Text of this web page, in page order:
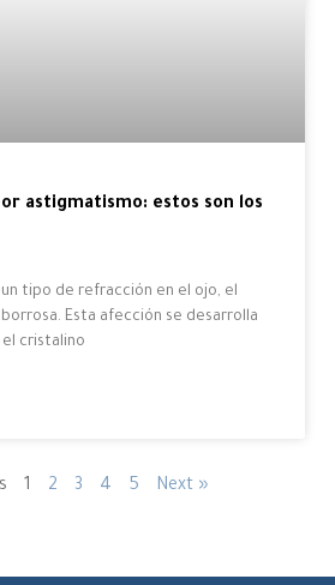
astigmatismo: estos son los
tipo de refracción en el ojo, el
Esta afección se desarrolla
cristalino
1 2 3 4 5 Next »